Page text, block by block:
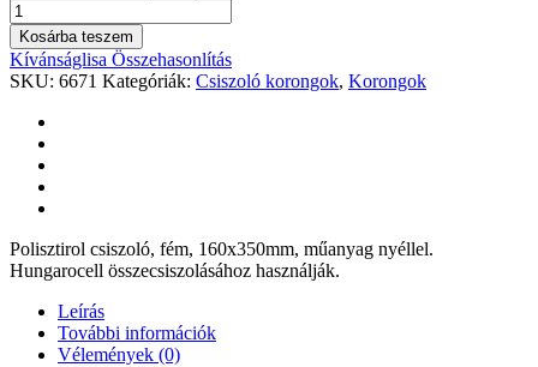
Kosárba teszem
Kívánságlisa Összehasonlítás
SKU: 6671 Kategóriák: Csiszoló korongok, Korongok
Polisztirol csiszoló, fém, 160x350mm, műanyag nyéllel.
Hungarocell összecsiszolásához használják.
Leírás
További információk
Vélemények (0)